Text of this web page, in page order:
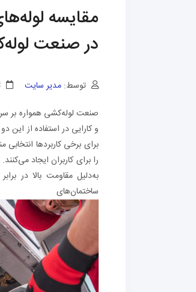
مقایسه
در صنعت
توسط: مدیر سایت
صنعت لوله‌کشی همواره بر
و کارایی در استفاده از این
برای برخی کاربردها
را برای کاربران ایجاد
به‌دلیل مقاومت بالا در